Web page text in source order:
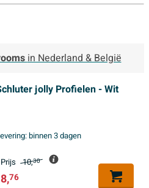
jolly Profielen - Wit
binnen 3 dagen
Prijs 10,30
8,76
in Nederland & België